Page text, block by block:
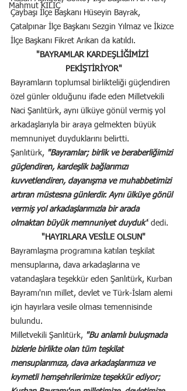
Mahmut KILIÇ
Çaybaşı İlçe Başkanı Hüseyin Bayrak,
Çatalpınar İlçe Başkanı Sezgin Yılmaz ve İkizce
İlçe Başkanı Fikret Arıkan da katıldı.
"BAYRAMLAR KARDEŞLİĞİMİZİ
PEKİŞTİRİYOR"
Bayramların toplumsal birlikteliği güçlendiren
özel günler olduğunu ifade eden Milletvekili
Naci Şanlıtürk, aynı ülküye gönül vermiş yol
arkadaşlarıyla bir araya gelmekten büyük
memnuniyet duyduklarını belirtti.
Şanlıtürk, "Bayramlar; birlik ve beraberliğimizi
güçlendiren, kardeşlik bağlarımızı
kuvvetlendiren, dayanışma ve muhabbetimizi
artıran müstesna günlerdir. Aynı ülküye gönül
vermiş yol arkadaşlarımızla bir arada
olmaktan büyük memnuniyet duyduk" dedi.
"HAYIRLARA VESİLE OLSUN"
Bayramlaşma programına katılan teşkilat
mensuplarına, dava arkadaşlarına ve
vatandaşlara teşekkür eden Şanlıtürk, Kurban
Bayramı'nın millet, devlet ve Türk-İslam alemi
için hayırlara vesile olması temennisinde
bulundu.
Milletvekili Şanlıtürk, "Bu anlamlı buluşmada
bizlerle birlikte olan tüm teşkilat
mensuplarımıza, dava arkadaşlarımıza ve
kıymetli hemşehrilerimize teşekkür ediyor;